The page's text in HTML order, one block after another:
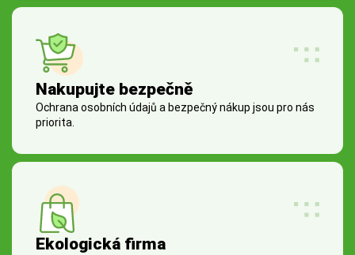
Nakupujte bezpečně
Ochrana osobních údajů a bezpečný nákup jsou pro nás
priorita.
Ekologická firma